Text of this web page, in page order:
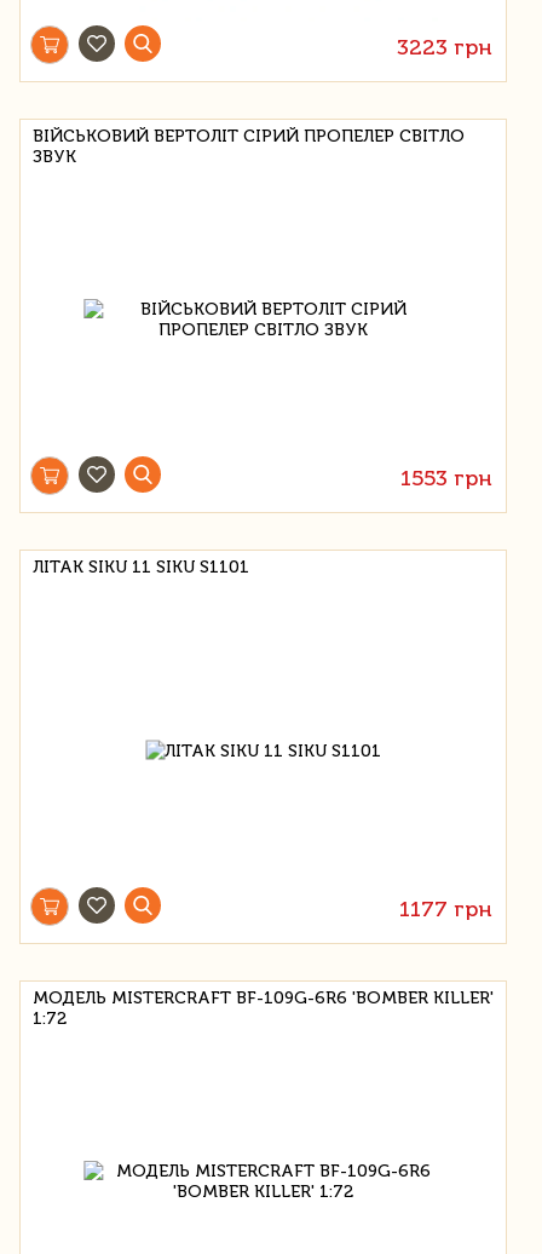
3223 грн
ВІЙСЬКОВИЙ ВЕРТОЛІТ СІРИЙ ПРОПЕЛЕР СВІТЛО
ЗВУК
1553 грн
ЛІТАК SIKU 11 SIKU S1101
1177 грн
МОДЕЛЬ MISTERCRAFT BF-109G-6R6 'BOMBER KILLER'
1:72